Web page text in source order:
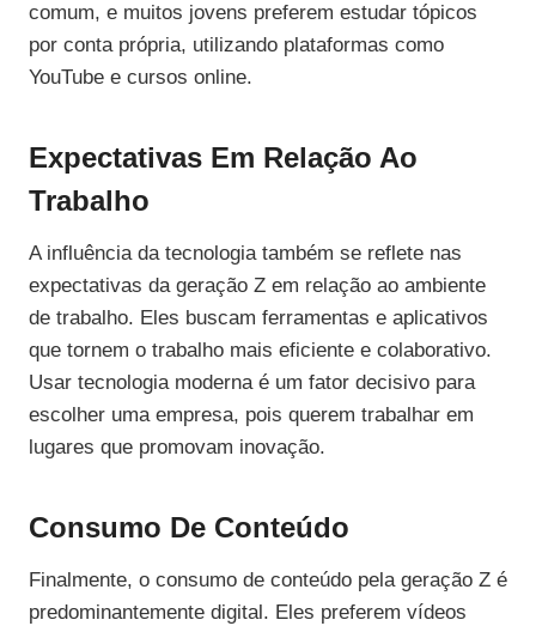
comum, e muitos jovens preferem estudar tópicos
por conta própria, utilizando plataformas como
YouTube e cursos online.
Expectativas Em Relação Ao
Trabalho
A influência da tecnologia também se reflete nas
expectativas da geração Z em relação ao ambiente
de trabalho. Eles buscam ferramentas e aplicativos
que tornem o trabalho mais eficiente e colaborativo.
Usar tecnologia moderna é um fator decisivo para
escolher uma empresa, pois querem trabalhar em
lugares que promovam inovação.
Consumo De Conteúdo
Finalmente, o consumo de conteúdo pela geração Z é
predominantemente digital. Eles preferem vídeos